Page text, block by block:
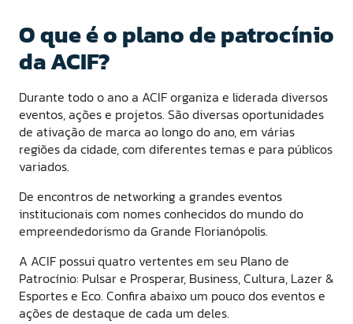
O que é o plano de patrocínio
da ACIF?
Durante todo o ano a ACIF organiza e liderada diversos
eventos, ações e projetos. São diversas oportunidades
de ativação de marca ao longo do ano, em várias
regiões da cidade, com diferentes temas e para públicos
variados.
De encontros de networking a grandes eventos
institucionais com nomes conhecidos do mundo do
empreendedorismo da Grande Florianópolis.
A ACIF possui quatro vertentes em seu Plano de
Patrocínio: Pulsar e Prosperar, Business, Cultura, Lazer &
Esportes e Eco. Confira abaixo um pouco dos eventos e
ações de destaque de cada um deles.